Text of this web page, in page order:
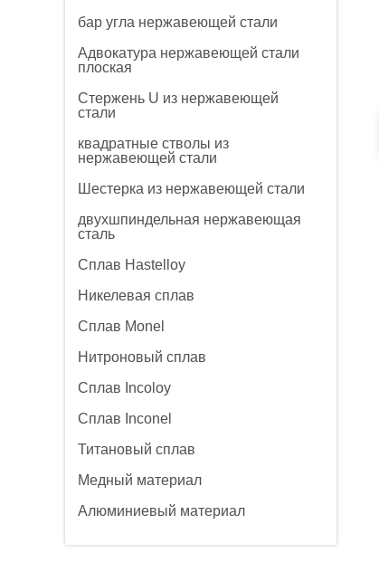
бар угла нержавеющей стали
Адвокатура нержавеющей стали
плоская
Стержень U из нержавеющей
стали
квадратные стволы из
нержавеющей стали
Шестерка из нержавеющей стали
двухшпиндельная нержавеющая
сталь
Сплав Hastelloy
Никелевая сплав
Сплав Monel
Нитроновый сплав
Сплав Incoloy
Сплав Inconel
Титановый сплав
Медный материал
Алюминиевый материал